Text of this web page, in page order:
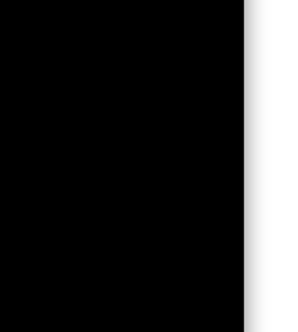
в Ужгороде
в Узине
в Украинке
в Умани
в Фастове
в Харькове
в Херсоне